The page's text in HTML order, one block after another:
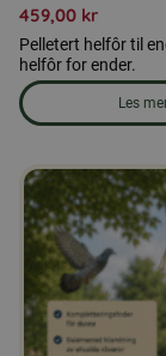
459,00 kr
Pelletert helfôr til
helfôr for ender.
Les